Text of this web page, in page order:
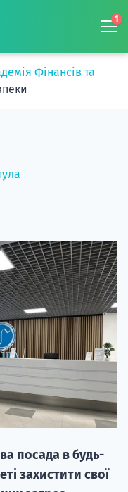
1
Фінансів та
посада в будь-
захистити свої
"Навчання